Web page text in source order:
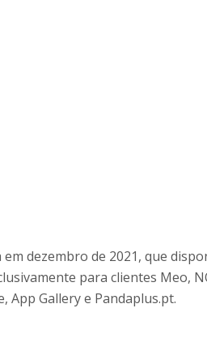
dezembro de 2021, que
para clientes Meo,
App Gallery e Pandaplus.pt.